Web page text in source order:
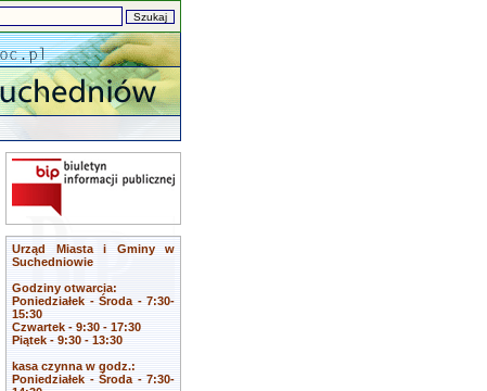
Urząd Miasta i Gminy w
Suchedniowie
Godziny otwarcia:
Poniedziałek - Środa - 7:30-
15:30
Czwartek - 9:30 - 17:30
Piątek - 9:30 - 13:30
kasa czynna w godz.:
Poniedziałek - Środa - 7:30-